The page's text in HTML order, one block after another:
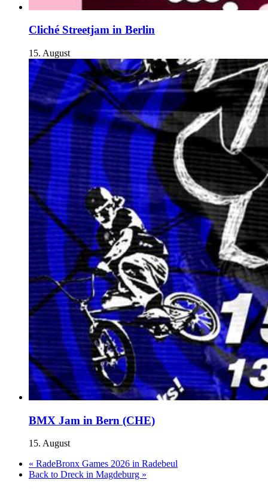
Cliché Streetjam in Berlin
15. August
BMX Jam in Bern (CHE)
15. August
« RadeBronx Games 2026 in Radebeul
Back to Dreck in Magdeburg »